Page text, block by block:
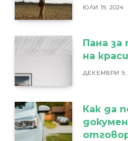
ЮЛИ 19, 2024
Пана
на
ДЕКЕМВРИ 9,
Как да